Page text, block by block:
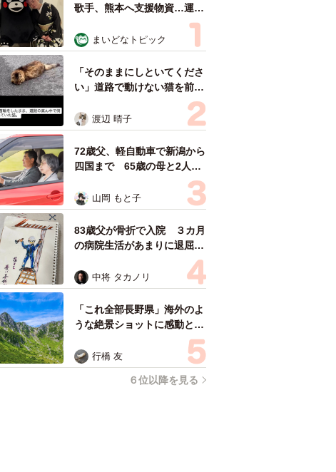
歌手、熊本へ支援物資…運搬
トラックの車体デザインにた
めらい 「痛いほど伝わる」
「行動され立派」
まいどなトピック
「そのままにしといてくださ
い」道路で動けない猫を前に
返された一言… 懸命に生き
ようとした4日間 「命の重
さはみんな同じ」保護団体代
表の訴え
渡辺 晴子
72歳父、軽自動車で新潟から
四国まで 65歳の母と2人で
3泊4日の旅 パーキングの休
憩まで分刻み… 「大学生で
も組まねえよ！」
山岡 もと子
83歳父が骨折で入院 ３カ月
の病院生活があまりに退屈で
い！」→スケッチブックを見
た家族が仰天「これ、売れま
すよ…」
中将 タカノリ
「これ全部長野県」海外のよ
うな絶景ショットに感動と反
響「離れてからいいところだ
ったんだって気づいた」
行橋 友
６位以降を見る